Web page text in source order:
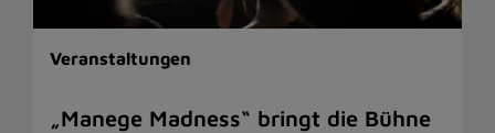
Veranstaltungen
„Manege Madness“ bringt die Bühne